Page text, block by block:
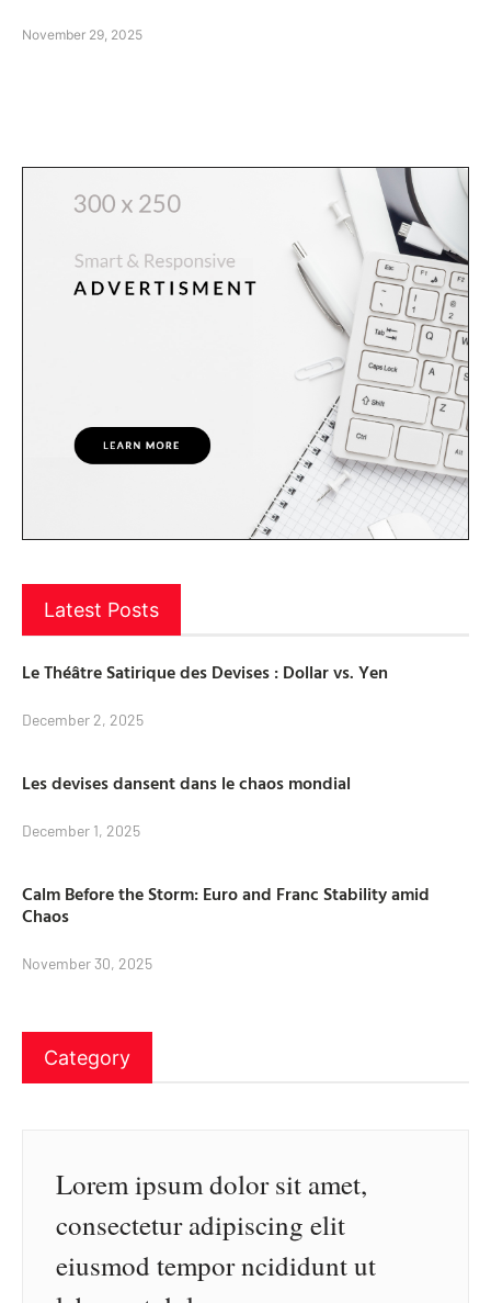
November 29, 2025
Latest Posts
Le Théâtre Satirique des Devises : Dollar vs. Yen
December 2, 2025
Les devises dansent dans le chaos mondial
December 1, 2025
Calm Before the Storm: Euro and Franc Stability amid
Chaos
November 30, 2025
Category
Lorem ipsum dolor sit amet,
consectetur adipiscing elit
eiusmod tempor ncididunt ut